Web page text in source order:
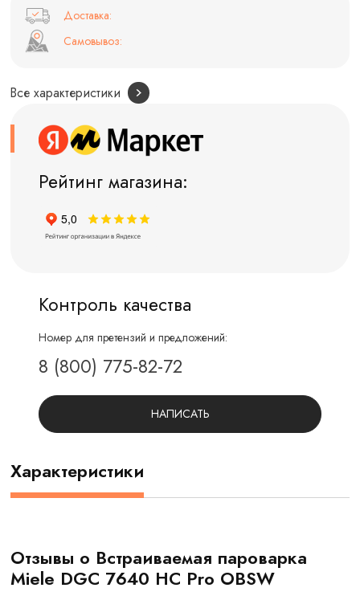
Доставка:
Самовывоз:
Все характеристики
Рейтинг магазина:
Контроль качества
Номер для претензий и предложений:
8 (800) 775-82-72
НАПИСАТЬ
Характеристики
Отзывы о Встраиваемая пароварка
Miele DGC 7640 HC Pro OBSW